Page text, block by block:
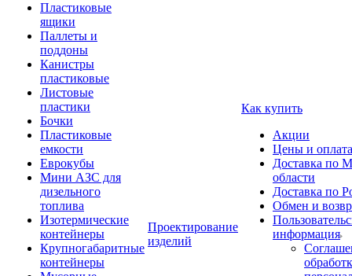
Пластиковые
ящики
Паллеты и
поддоны
Канистры
пластиковые
Листовые
пластики
Бочки
Пластиковые
емкости
Еврокубы
Мини АЗС для
дизельного
топлива
Изотермические
контейнеры
Крупногабаритные
контейнеры
Проектирование
изделий
Как купить
Акции
Цены и оплата
Доставка по
области
Доставка по
Обмен и
информация